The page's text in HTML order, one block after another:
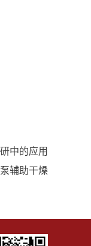
中的应用
辅助干燥